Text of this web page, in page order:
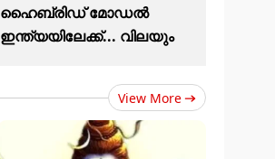
ഹൈബ്രിഡ് മോഡൽ
ഇന്ത്യയിലേക്ക്... വിലയും
View More